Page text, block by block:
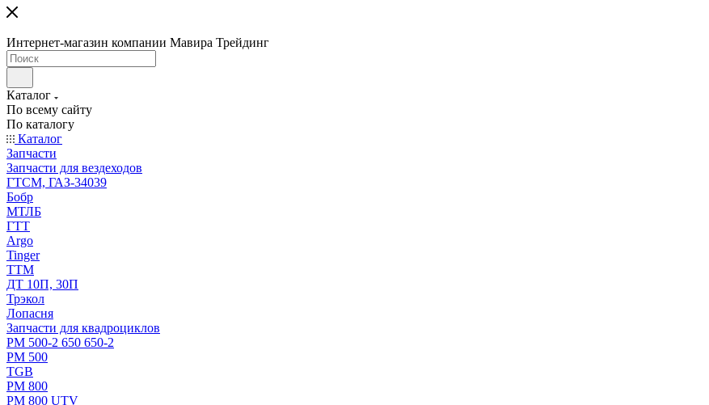
Интернет-магазин компании Мавира Трейдинг
Каталог
По всему сайту
По каталогу
Каталог
Запчасти
Запчасти для вездеходов
ГТСМ, ГАЗ-34039
Бобр
МТЛБ
ГТТ
Argo
Tinger
ТТМ
ДТ 10П, 30П
Трэкол
Лопасня
Запчасти для квадроциклов
РМ 500-2 650 650-2
РМ 500
TGB
РМ 800
РМ 800 UTV